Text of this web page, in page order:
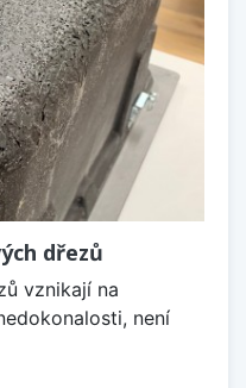
dřezů
vznikají na
není